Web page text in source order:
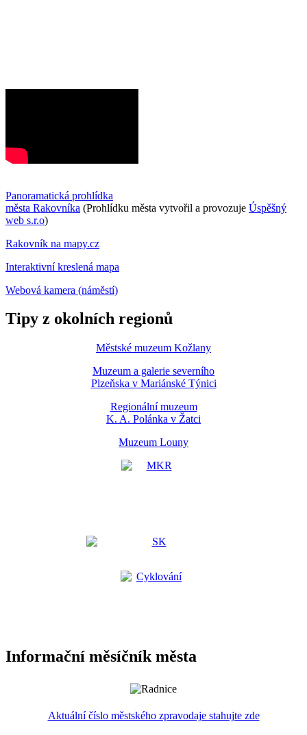
Panoramatická prohlídka
města Rakovníka (Prohlídku města vytvořil a provozuje Úspěšný
web s.r.o)
Rakovník na mapy.cz
Interaktivní kreslená mapa
Webová kamera (náměstí)
Tipy z okolních regionů
Městské muzeum Kožlany
Muzeum a galerie severního
Plzeňska v Mariánské Týnici
Regionální muzeum
K. A. Polánka v Žatci
Muzeum Louny
Informační měsíčník města
Aktuální číslo městského zpravodaje stahujte zde